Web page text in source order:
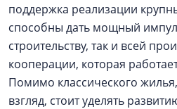
поддержка реализации
способны дать мощный
строительству, так и всей
кооперации, которая
Помимо классического
взгляд, стоит уделять